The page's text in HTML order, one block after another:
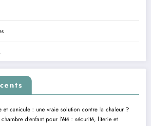
et canicule : une vraie solution contre la chaleur ?
d’enfant pour l’été : sécurité, literie et